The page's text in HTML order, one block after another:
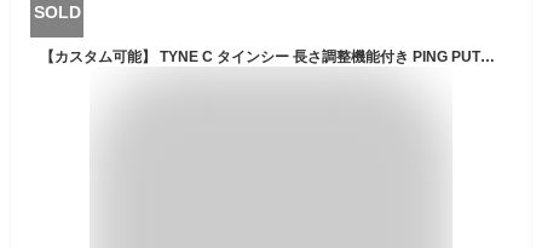
SOLD
【カスタム可能】 TYNE C タインシー 長さ調整機能付き PING PUTTER 2021 ピン パター ネオマレット型 ツノ型 角型